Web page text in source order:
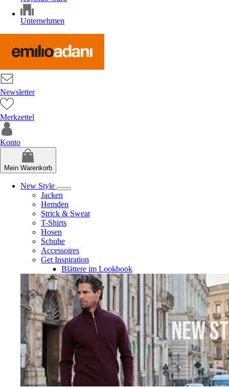
Unternehmen
Newsletter
Merkzettel
Konto
Mein Warenkorb
New Style
Jacken
Hemden
Strick & Sweat
T-Shirts
Hosen
Schuhe
Accessoires
Get Inspiration
Blättere im Lookbook